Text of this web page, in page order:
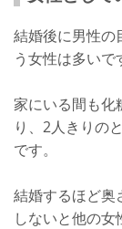
結婚後に男性の
う女性は多いで
家にいる間も化
り、2人きりの
です。
結婚するほど奥
しないと他の